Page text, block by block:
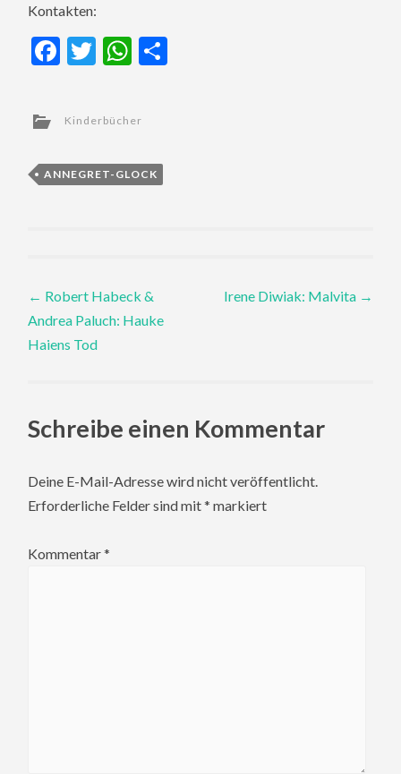
Kontakten:
Facebook
TwitterWhatsApp
Kinderbücher
ANNEGRET-GLOCK
Post
navigation
← Robert Habeck &
Andrea Paluch: Hauke
Haiens Tod
Irene Diwiak: Malvita →
Schreibe einen Kommentar
Deine E-Mail-Adresse wird nicht veröffentlicht.
Erforderliche Felder sind mit* markiert
Kommentar*